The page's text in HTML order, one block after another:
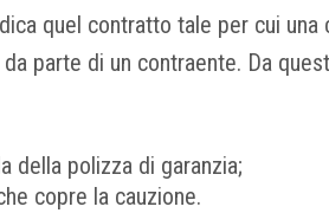
quel contratto tale per cui
parte di un contraente. Da
della polizza di garanzia;
copre la cauzione.